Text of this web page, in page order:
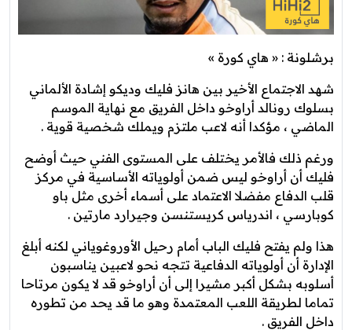
برشلونة : « هاي كورة »
شهد الاجتماع الأخير بين هانز فليك وديكو إشادة الألماني
بسلوك رونالد أراوخو داخل الفريق مع نهاية الموسم
الماضي ، مؤكدا أنه لاعب ملتزم ويملك شخصية قوية .
ورغم ذلك فالأمر يختلف على المستوى الفني حيث أوضح
فليك أن أراوخو ليس ضمن أولوياته الأساسية في مركز
قلب الدفاع مفضلا الاعتماد على أسماء أخرى مثل باو
كوبارسي ، اندرياس كريستنسن وجيرارد مارتين .
هذا ولم يفتح فليك الباب أمام رحيل الأوروغوياني لكنه أبلغ
الإدارة أن أولوياته الدفاعية تتجه نحو لاعبين يناسبون
أسلوبه بشكل أكبر مشيرا إلى أن أراوخو قد لا يكون مرتاحا
تماما لطريقة اللعب المعتمدة وهو ما قد يحد من تطوره
داخل الفريق .